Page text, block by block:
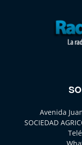
Avenida
SOCIEDAD